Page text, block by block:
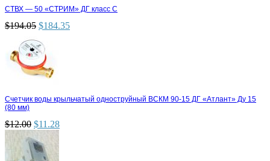
СТВХ — 50 «СТРИМ» ДГ класс С
$194.05 $184.35
Счетчик воды крыльчатый одноструйный ВСКМ 90-15 ДГ «Атлант» Ду 15
(80 мм)
$12.00 $11.28